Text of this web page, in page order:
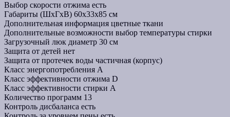
Выбор скорости отжима есть
Габариты (ШxГxВ) 60x33x85 см
Дополнительная информация цветные ткани
Дополнительные возможности выбор температуры стирки
Загрузочный люк диаметр 30 см
Защита от детей нет
Защита от протечек воды частичная (корпус)
Класс энергопотребления A
Класс эффективности отжима D
Класс эффективности стирки A
Количество программ 13
Контроль дисбаланса есть